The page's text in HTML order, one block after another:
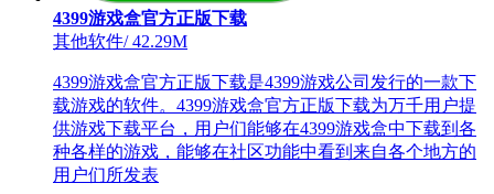
4399游戏盒官方正版下载
其他软件/42.29M
4399游戏盒官方正版下载是4399游戏公司发行的一款下
载游戏的软件。4399游戏盒官方正版下载为万千用户提
供游戏下载平台，用户们能够在4399游戏盒中下载到各
种各样的游戏，能够在社区功能中看到来自各个地方的
用户们所发表